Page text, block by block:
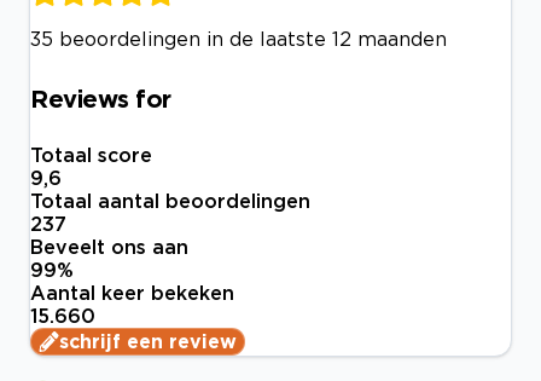
35 beoordelingen in de laatste 12 maanden
Reviews for
Totaal score
9,6
Totaal aantal beoordelingen
237
Beveelt ons aan
99%
Aantal keer bekeken
15.660
schrijf een review